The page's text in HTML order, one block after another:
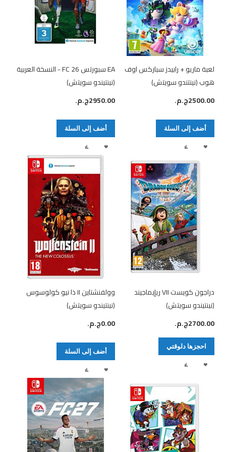
لعبة ماريو + رابيدز سباركس اوف
هوب (نينتندو سويتش)
2500.00ج.م.‏
أضف إلى السلة
أضف
لقائمة
الرغبات
إلى
المقارنة
EA سبورتس FC 26 - النسخة العربية
(نينتيندو سويتش)
2950.00ج.م.‏
أضف إلى السلة
أضف
الرغبات
إلى
المقارنة
دراجون كويست VII ريإيماجيند
(نينتيندو سويتش)
2700.00ج.م.‏
احجزها دلوقتي
ض
ف
ق
ض
ا
ف
ة
وولفنشتاين II ذا نيو كولوسوس
(نينتيندو سويتش)
0.00ج.م.‏
أضف إلى السلة
أضف
لقائمة
الرغبات
إلى
المقارنة